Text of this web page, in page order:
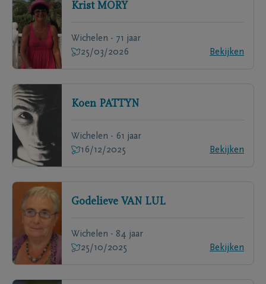
Krist MORY
Wichelen - 71 jaar
25/03/2026
Bekijken
Koen PATTYN
Wichelen - 61 jaar
16/12/2025
Bekijken
Godelieve VAN LUL
Wichelen - 84 jaar
25/10/2025
Bekijken